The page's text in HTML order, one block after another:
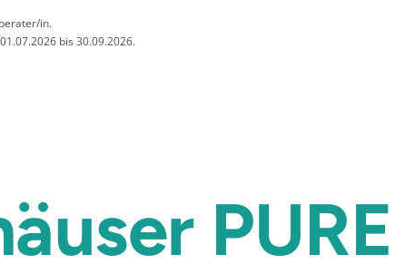
in.
bis 30.09.2026.
PURE